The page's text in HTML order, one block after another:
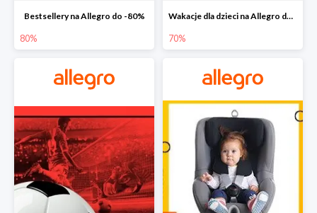
Bestsellery na Allegro do -80%
80%
Wakacje dla dzieci na Allegro do -70%
70%